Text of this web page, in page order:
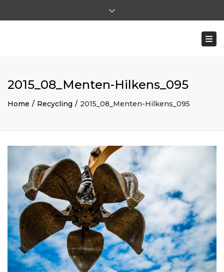
Close top bar
2015_08_Menten-Hilkens_095
Home Recycling 2015_08_Menten-Hilkens_095